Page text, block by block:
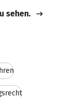
sehen.